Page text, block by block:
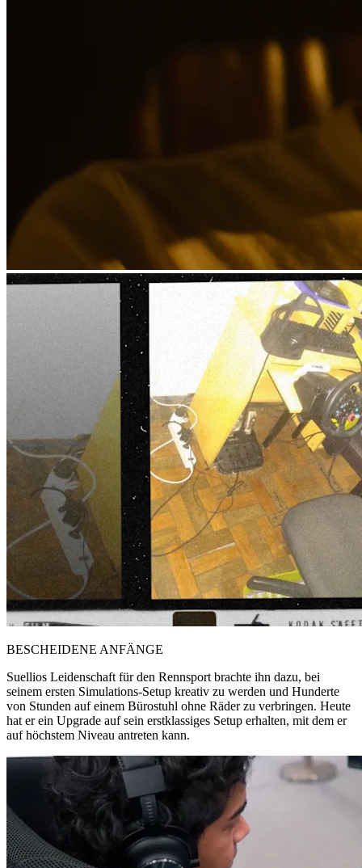
BESCHEIDENE ANFÄNGE
Suellios Leidenschaft für den Rennsport brachte ihn dazu, bei
seinem ersten Simulations-Setup kreativ zu werden und Hunderte
von Stunden auf einem Bürostuhl ohne Räder zu verbringen. Heute
hat er ein Upgrade auf sein erstklassiges Setup erhalten, mit dem er
auf höchstem Niveau antreten kann.